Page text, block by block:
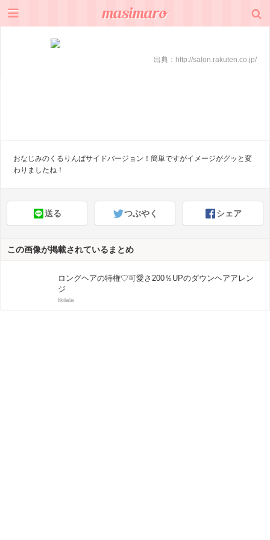
出典： http://salon.rakuten.co.jp/
おなじみのくるりんぱサイドバージョン！簡単ですがイメージがグッと変
わりましたね！
送る つぶやく シェア
この画像が掲載されているまとめ
ロングヘアの特権♡可愛さ200％UPのダウンヘアアレン
ジ
likilala